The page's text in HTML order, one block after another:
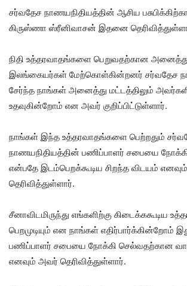
சர்வதேச நாணயநிதியத்தின் ஆசிய
கிருஸ்ணா ஸ்ரீனிவாசன் இதனை
நிதி உத்தரவாதங்களை பெறுவதற்கான
இலங்கையர்கள் மேற்கொள்கின்றனர் சர்வதேச
சேர்ந்த நாங்கள் அனைத்து மட்டத்திலும்
உதவுகின்றோம் என அவர் குறிப்பிட்டுள்ளார்.
நாங்கள் இந்த உத்தரவாதங்களை பெற்றதும்
நாணயநிதியத்தின் பணிப்பாளர் சபையை நோக்கி
என்பதே இடம்பெறக்கூடிய சிறந்த விடயம்
தெரிவித்துள்ளார்.
சீனாவிடமிருந்து எங்களிற்கு கிடைக்ககூடிய
பெறமுடியும் என நாங்கள் எதிர்பார்க்கின்றோம்
பணிப்பாளர் சபையை நோக்கி செல்வதற்கான
எனவும் அவர் தெரிவித்துள்ளார்.